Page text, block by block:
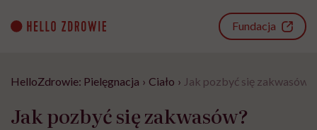
content
Fundacja
HelloZdrowie: Pielęgnacja › Ciało › Jak pozbyć się zakwasów?
Jak pozbyć się zakwasów?